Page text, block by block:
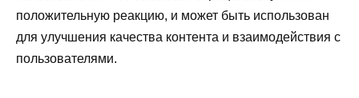
положительную реакцию, и может быть использован
для улучшения качества контента и взаимодействия с
пользователями.